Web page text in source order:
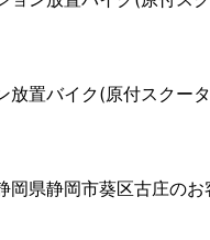
放置バイク(原付スクー
岡県静岡市葵区古庄の